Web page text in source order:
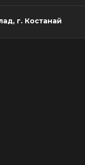
г. Костанай